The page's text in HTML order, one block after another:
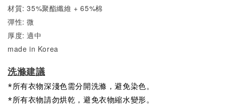
材質: 35%聚酯纖維 + 65%棉
彈性: 微
厚度: 適中
made in Korea
洗滌建議
*所有衣物深淺色需分開洗滌，避免染色。
*所有衣物請勿烘乾，避免衣物縮水變形。